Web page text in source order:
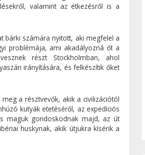
valamint az étkezésről is a
bárki számára nyitott, aki megfelel a
problémája, ami akadályozná őt a
részt Stockholmban, ahol
irányítására, és felkészítik őket
a résztvevők, akik a civilizációtól
kutyák etetéséről, az expedíciós
maguk gondoskodnak majd, az út
huskynak, akik útjukra kísérik a